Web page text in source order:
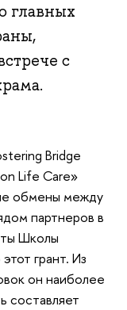
главных
с
Bridge
Life Care»
обмены между
партнеров в
Школы
грант. Из
он наиболее
составляет